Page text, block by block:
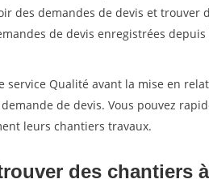
des demandes de devis et trouver
de devis enregistrées
Qualité avant la mise en
de devis. Vous pouvez
leurs chantiers travaux.
des chantiers